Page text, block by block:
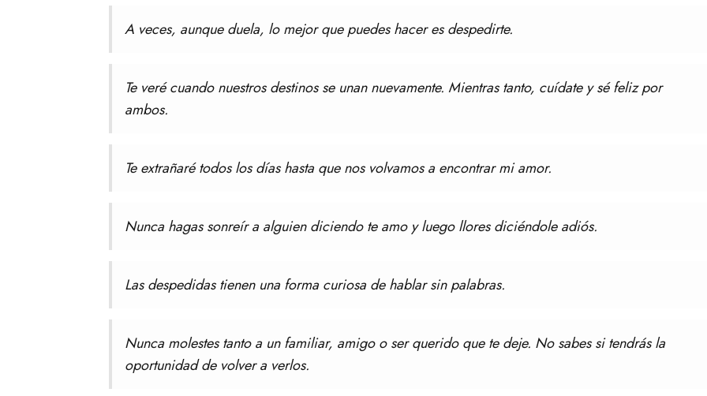
A veces, aunque duela, lo mejor que puedes hacer es despedirte.
Te veré cuando nuestros destinos se unan nuevamente. Mientras tanto, cuídate y sé feliz por
ambos.
Te extrañaré todos los días hasta que nos volvamos a encontrar mi amor.
Nunca hagas sonreír a alguien diciendo te amo y luego llores diciéndole adiós.
Las despedidas tienen una forma curiosa de hablar sin palabras.
Nunca molestes tanto a un familiar, amigo o ser querido que te deje. No sabes si tendrás la
oportunidad de volver a verlos.